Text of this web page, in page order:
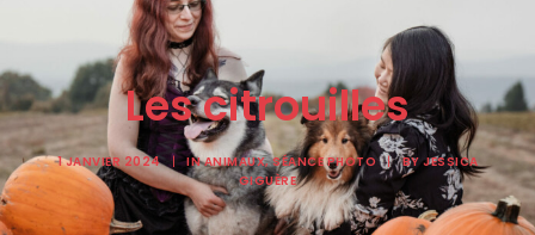
Humain et chien
Commercial
Blogue
Tarifs
Cours photo
Les citrouilles
1 JANVIER 2024 | INANIMAUX,SÉANCE PHOTO | BYJESSICA
GIGUÈRE